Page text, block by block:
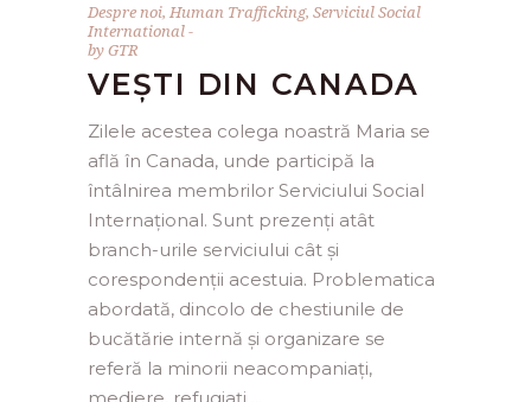
Despre noi, Human Trafficking, Serviciul Social
International
byGTR
VEȘTI DIN CANADA
Zilele acestea colega noastră Maria se
află în Canada, unde participă la
întâlnirea membrilor Serviciului Social
Internațional. Sunt prezenți atât
branch-urile serviciului cât și
corespondenții acestuia. Problematica
abordată, dincolo de chestiunile de
bucătărie internă și organizare se
referă la minorii neacompaniați,